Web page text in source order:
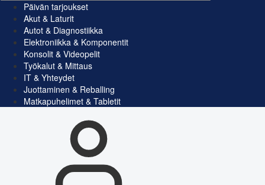
Päivän tarjoukset
Akut & Laturit
Autot & Diagnostiikka
Elektroniikka & Komponentit
Konsolit & Videopelit
Työkalut & Mittaus
IT & Yhteydet
Juottaminen & Reballing
Matkapuhelimet & Tabletit